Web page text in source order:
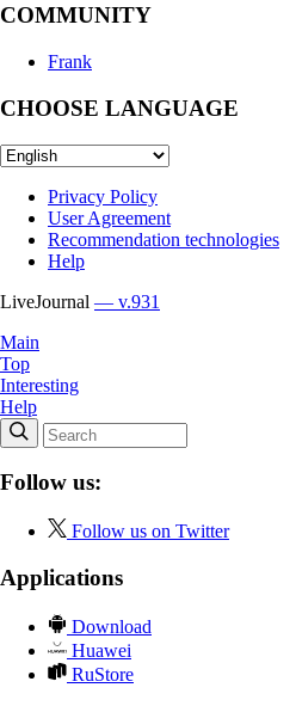
COMMUNITY
Frank
CHOOSE LANGUAGE
Privacy Policy
User Agreement
Recommendation technologies
Help
LiveJournal — v.931
Main
Top
Interesting
Help
Follow us:
Follow us on Twitter
Applications
Download
Huawei
RuStore